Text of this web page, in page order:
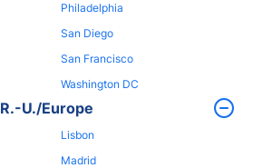
Philadelphia
San Diego
San Francisco
Washington DC
R.-U./Europe
Lisbon
Madrid